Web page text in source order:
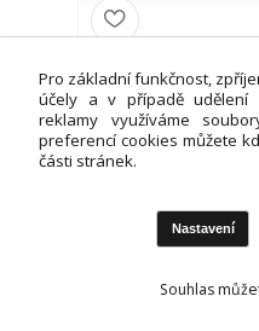
Pro základní funkčnost,
účely a v případě udělení
reklamy využíváme
preferencí cookies můžete
části stránek.
Nastavení
Souhlas